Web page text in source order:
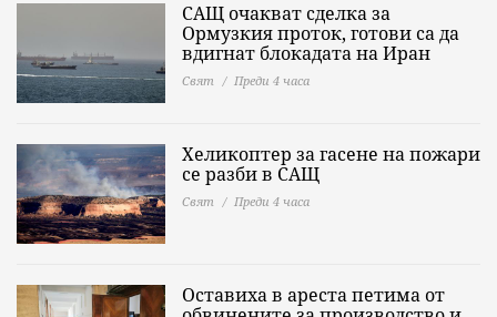
САЩ очакват сделка за
Ормузкия проток, готови са да
вдигнат блокадата на Иран
Свят Преди 4 часа
Хеликоптер за гасене на пожари
се разби в САЩ
Свят Преди 4 часа
Оставиха в ареста петима от